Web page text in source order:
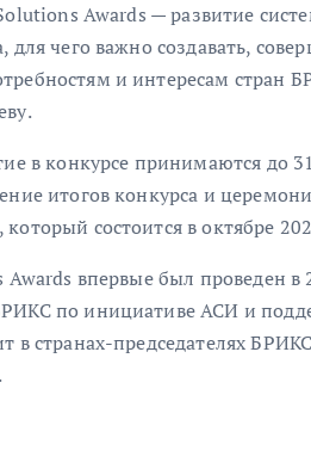
Awards — развитие
для чего важно создавать,
и интересам стран
в конкурсе принимаются до
итогов конкурса и
состоится в октябре
впервые был проведен в
по инициативе АСИ и
в странах-председателях